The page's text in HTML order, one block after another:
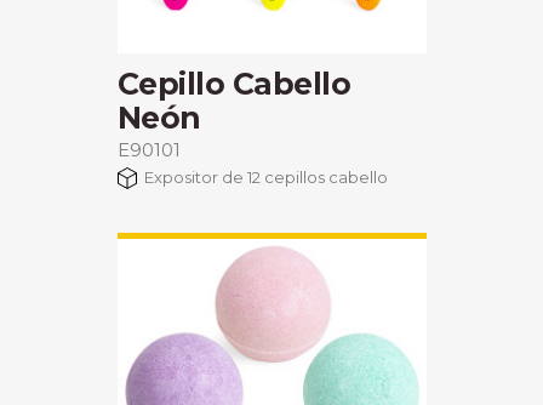
Cepillo Cabello
Neón
E90101
Expositor de 12 cepillos cabello